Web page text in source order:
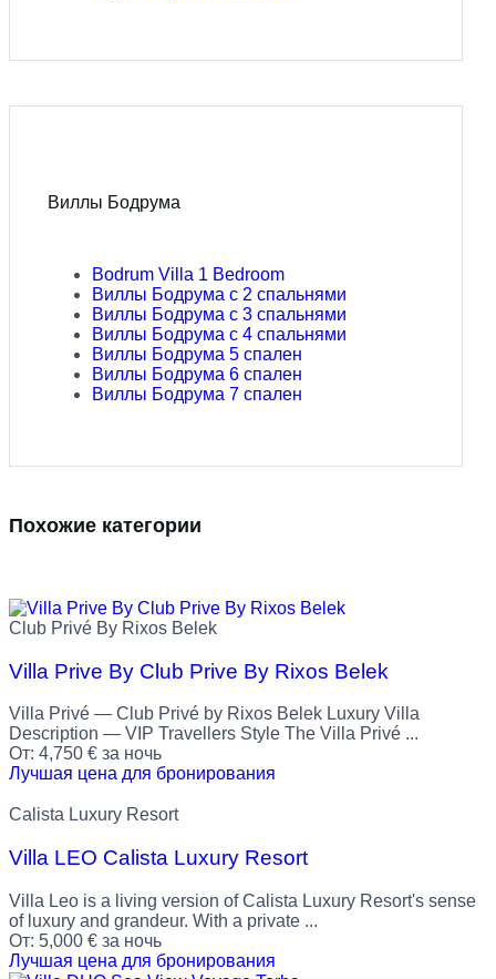
Виллы Бодрума
Bodrum Villa 1 Bedroom
Виллы Бодрума с 2 спальнями
Виллы Бодрума с 3 спальнями
Виллы Бодрума с 4 спальнями
Виллы Бодрума 5 спален
Виллы Бодрума 6 спален
Виллы Бодрума 7 спален
Похожие категории
Club Privé By Rixos Belek
Villa Prive By Club Prive By Rixos Belek
Villa Privé — Club Privé by Rixos Belek Luxury Villa
Description — VIP Travellers Style The Villa Privé ...
От: 4,750 € за ночь
Лучшая цена для бронирования
Calista Luxury Resort
Villa LEO Calista Luxury Resort
Villa Leo is a living version of Calista Luxury Resort's sense
of luxury and grandeur. With a private ...
От: 5,000 € за ночь
Лучшая цена для бронирования